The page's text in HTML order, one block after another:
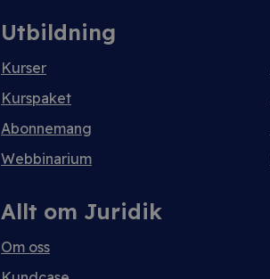
Utbildning
Kurser
Kurspaket
Abonnemang
Webbinarium
Allt om Juridik
Om oss